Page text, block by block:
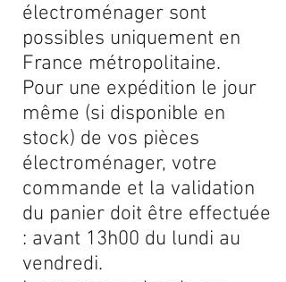
électroménager sont
possibles uniquement en
France métropolitaine.
Pour une expédition le jour
même (si disponible en
stock) de vos pièces
électroménager, votre
commande et la validation
du panier doit être effectuée
: avant 13h00 du lundi au
vendredi.